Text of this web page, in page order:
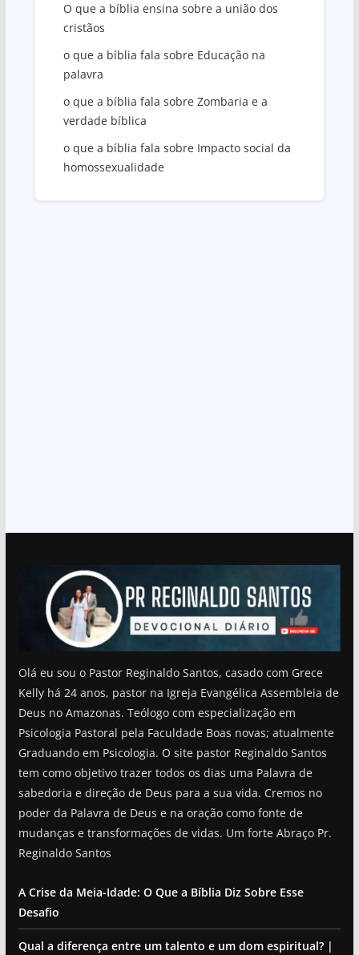
O que a bíblia ensina sobre a união dos
cristãos
o que a bíblia fala sobre Educação na
palavra
o que a bíblia fala sobre Zombaria e a
verdade bíblica
o que a bíblia fala sobre Impacto social da
homossexualidade
Olá eu sou o Pastor Reginaldo Santos, casado com Grece
Kelly há 24 anos, pastor na Igreja Evangélica Assembleia de
Deus no Amazonas. Teólogo com especialização em
Psicologia Pastoral pela Faculdade Boas novas; atualmente
Graduando em Psicologia. O site pastor Reginaldo Santos
tem como objetivo trazer todos os dias uma Palavra de
sabedoria e direção de Deus para a sua vida. Cremos no
poder da Palavra de Deus e na oração como fonte de
mudanças e transformações de vidas. Um forte Abraço Pr.
Reginaldo Santos
A Crise da Meia-Idade: O Que a Bíblia Diz Sobre Esse
Desafio
Qual a diferença entre um talento e um dom espiritual? |